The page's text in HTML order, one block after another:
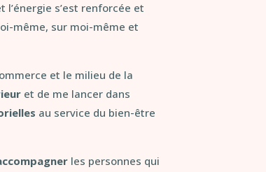
l’énergie s’est renforcée et
même, sur moi-même et
et le milieu de la
et de me lancer dans
au service du bien-être
les personnes qui